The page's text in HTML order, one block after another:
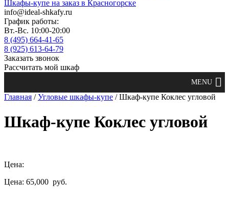
Шкафы-купе на заказ в Красногорске
info@ideal-shkafy.ru
График работы:
Вт.-Вс. 10:00-20:00
8 (495) 664-41-65
8 (925) 613-64-79
Заказать звонок
Рассчитать мой шкаф
Главная /Угловые шкафы-купе / Шкаф-купе Коклес угловой
Шкаф-купе Коклес угловой
Цена:
Цена: 65,000 руб.